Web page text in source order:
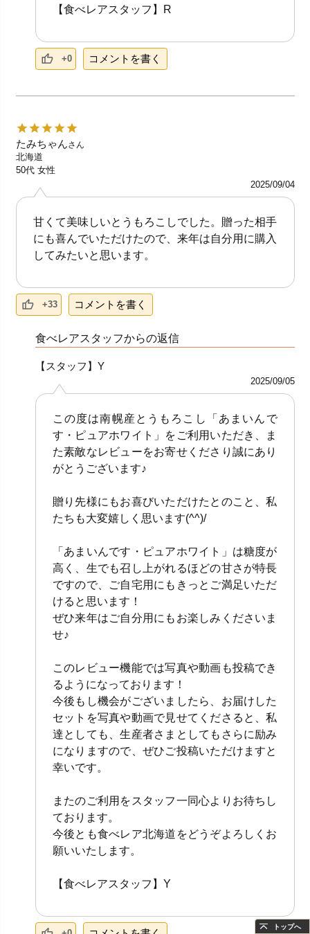
【食べレアスタッフ】R
+0 コメントを書く
たみちゃんさん
北海道
50代 女性
2025/09/04
甘くて美味しいとうもろこしでした。贈った相手
にも喜んでいただけたので、来年は自分用に購入
してみたいと思います。
+33 コメントを書く
食べレアスタッフからの返信
【スタッフ】Y
2025/09/05
この度は南幌産とうもろこし「あまいんで
す・ピュアホワイト」をご利用いただき、ま
た素敵なレビューをお寄せくださり誠にあり
がとうございます♪
贈り先様にもお喜びいただけたとのこと、私
たちも大変嬉しく思います(^^)/
「あまいんです・ピュアホワイト」は糖度が
高く、生でも召し上がれるほどの甘さが特長
ですので、ご自宅用にもきっとご満足いただ
けると思います！
ぜひ来年はご自分用にもお楽しみくださいま
せ♪
このレビュー機能では写真や動画も投稿でき
るようになっております！
今後もし機会がございましたら、お届けした
セットを写真や動画で見せてくださると、私
達としても、生産者さまとしてもさらに励み
になりますので、ぜひご投稿いただけますと
幸いです。
またのご利用をスタッフ一同心よりお待ちし
ております。
今後とも食べレア北海道をどうぞよろしくお
願いいたします。
【食べレアスタッフ】Y
トップへ